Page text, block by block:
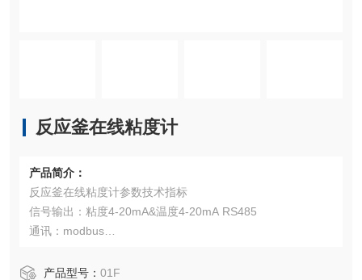
反应釜在线粘度计
产品简介：
反应釜在线粘度计参数技术指标
信号输出：粘度4-20mA&温度4-20mA RS485
通讯：modbus
连接方式：法兰或螺纹
产品型号： 01F